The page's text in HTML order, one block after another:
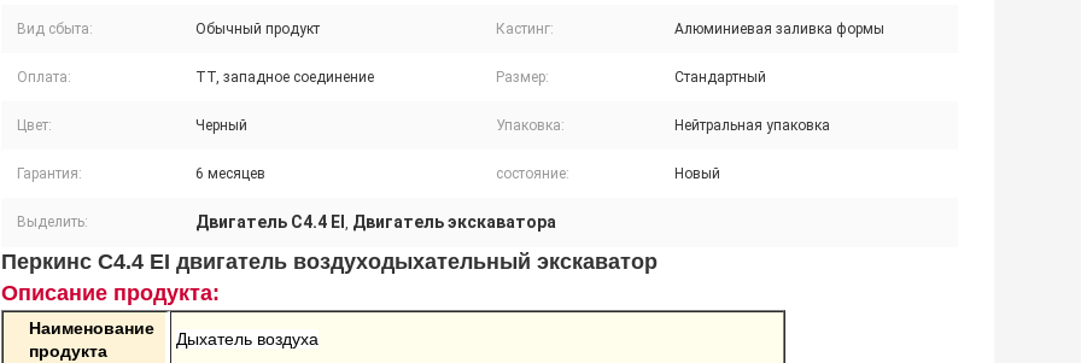
Вид сбыта: Обычный продукт Кастинг: Алюминиевая заливка формы
Оплата: TT, западное соединение Размер: Стандартный
Цвет: Черный Упаковка: Нейтральная упаковка
Гарантия: 6 месяцев состояние: Новый
Выделить: Двигатель C4.4 EI , Двигатель экскаватора
Перкинс C4.4 EI двигатель воздуходыхательный экскаватор
Описание продукта:
Наименование
продукта
Дыхатель воздуха